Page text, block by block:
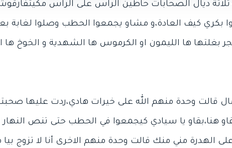
ديال الصحابات حاطين الراس على الراس
بكري كيف العادة،و مشاو يجمعوا الحطب وصلوا لغابة
بغلتها ها الليمون او الكرموس ها الشهدية و الخوخ ها
قالت وحدة منهم الله على خيرات هادي،ردت عليها
هنا،بقاو يا سيادي كيجمعوا في الحطب حتى تنص النهار
على الهدرة مني منك قالت وحدة منهم الاخرى أنا لا تزوج